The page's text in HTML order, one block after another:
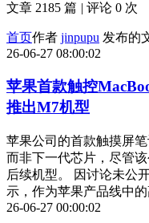
文章 2185 篇 | 评论 0 次
首页作者 jinpupu 发布的
26-06-27 08:00:02
苹果首款触控
推出M7机型
苹果公司的首款触摸屏
而非下一代芯片，尽管
后续机型。 因讨论未公
示，作为苹果产品线中
26-06-27 00:00:02